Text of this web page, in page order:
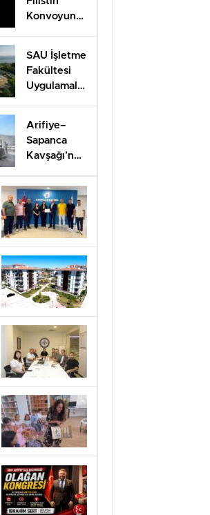
Konvoyuna
SAU İşletme
Fakültesi
Uygulamalı
Hazırlıyor
Arifiye–
Sapanca
Kavşağı’nda
çalışması